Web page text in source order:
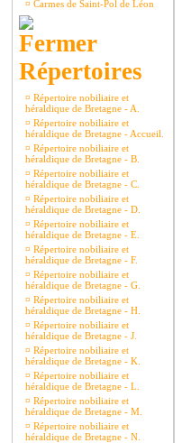
¤ Carmes de Saint-Pol de Léon
Répertoires
¤ Répertoire nobiliaire et
héraldique de Bretagne - A.
¤ Répertoire nobiliaire et
héraldique de Bretagne - Accueil.
¤ Répertoire nobiliaire et
héraldique de Bretagne - B.
¤ Répertoire nobiliaire et
héraldique de Bretagne - C.
¤ Répertoire nobiliaire et
héraldique de Bretagne - D.
¤ Répertoire nobiliaire et
héraldique de Bretagne - E.
¤ Répertoire nobiliaire et
héraldique de Bretagne - F.
¤ Répertoire nobiliaire et
héraldique de Bretagne - G.
¤ Répertoire nobiliaire et
héraldique de Bretagne - H.
¤ Répertoire nobiliaire et
héraldique de Bretagne - J.
¤ Répertoire nobiliaire et
héraldique de Bretagne - K.
¤ Répertoire nobiliaire et
héraldique de Bretagne - L.
¤ Répertoire nobiliaire et
héraldique de Bretagne - M.
¤ Répertoire nobiliaire et
héraldique de Bretagne - N.